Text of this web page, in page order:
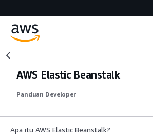
AWS Elastic Beanstalk
Panduan Developer
Apa itu AWS Elastic Beanstalk?